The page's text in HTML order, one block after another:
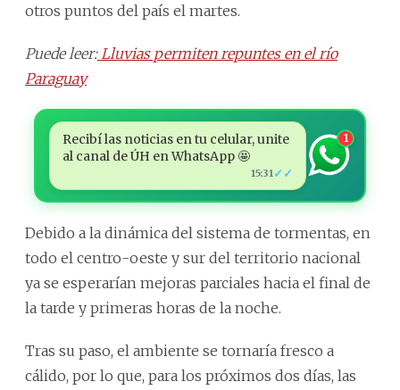
otros puntos del país el martes.
Puede leer:Lluvias permiten repuntes en el río
Paraguay
Recibí las noticias en tu celular, unite
al canal de ÚH en WhatsApp 🤩
15:31 ✓✓
1
Debido a la dinámica del sistema de tormentas, en
todo el centro-oeste y sur del territorio nacional
ya se esperarían mejoras parciales hacia el final de
la tarde y primeras horas de la noche.
Tras su paso, el ambiente se tornaría fresco a
cálido, por lo que, para los próximos dos días, las